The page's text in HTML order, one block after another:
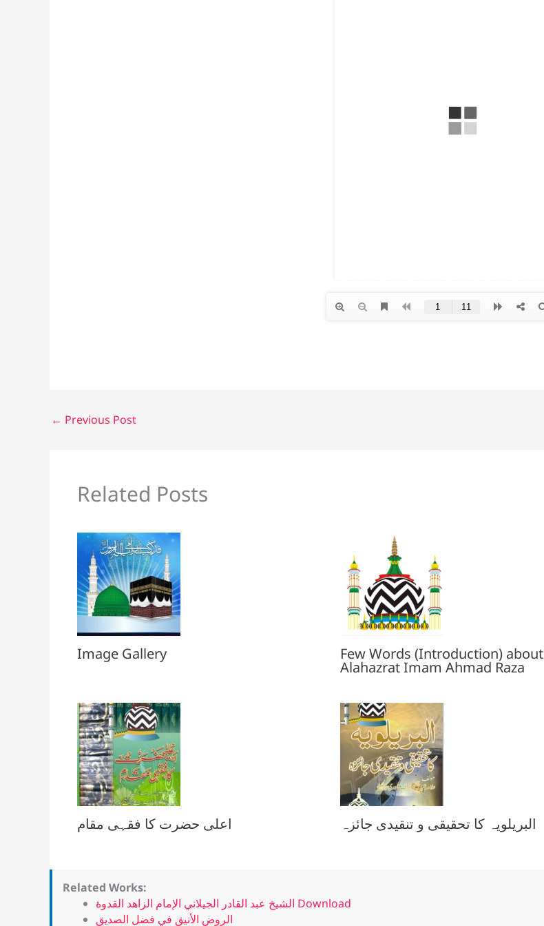
← Previous Post
Related Posts
Image Gallery Few Words (Introduction) about
Alahazrat Imam Ahmad Raza
اعلی حضرت کا فقہی مقام البریلویہ کا تحقیقی و تنقیدی جائزہ
Related Works:
الشيخ عبد القادر الجيلاني الإمام الزاهد القدوة Download
الروض الأنيق في فضل الصديق